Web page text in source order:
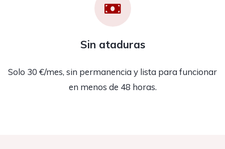
Sin ataduras
Solo 30 €/mes, sin permanencia y lista para funcionar
en menos de 48 horas.